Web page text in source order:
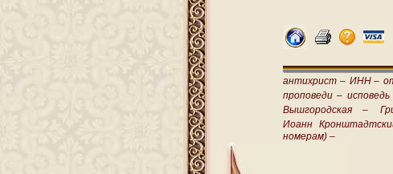
антихрист – ИНН –
проповеди –
Вышгородская –
Иоанн
номерам) –